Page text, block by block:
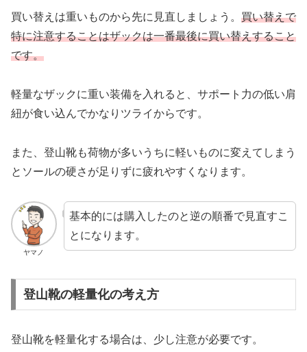
買い替えは重いものから先に見直しましょう。 買い替えで
特に注意することはザックは一番最後に買い替えすること
です。
軽量なザックに重い装備を入れると、サポート力の低い肩
紐が食い込んでかなりツライからです。
また、登山靴も荷物が多いうちに軽いものに変えてしまう
とソールの硬さが足りずに疲れやすくなります。
ヤマノ
基本的には購入したのと逆の順番で見直すこ
とになります。
登山靴の軽量化の考え方
登山靴を軽量化する場合は、少し注意が必要です。